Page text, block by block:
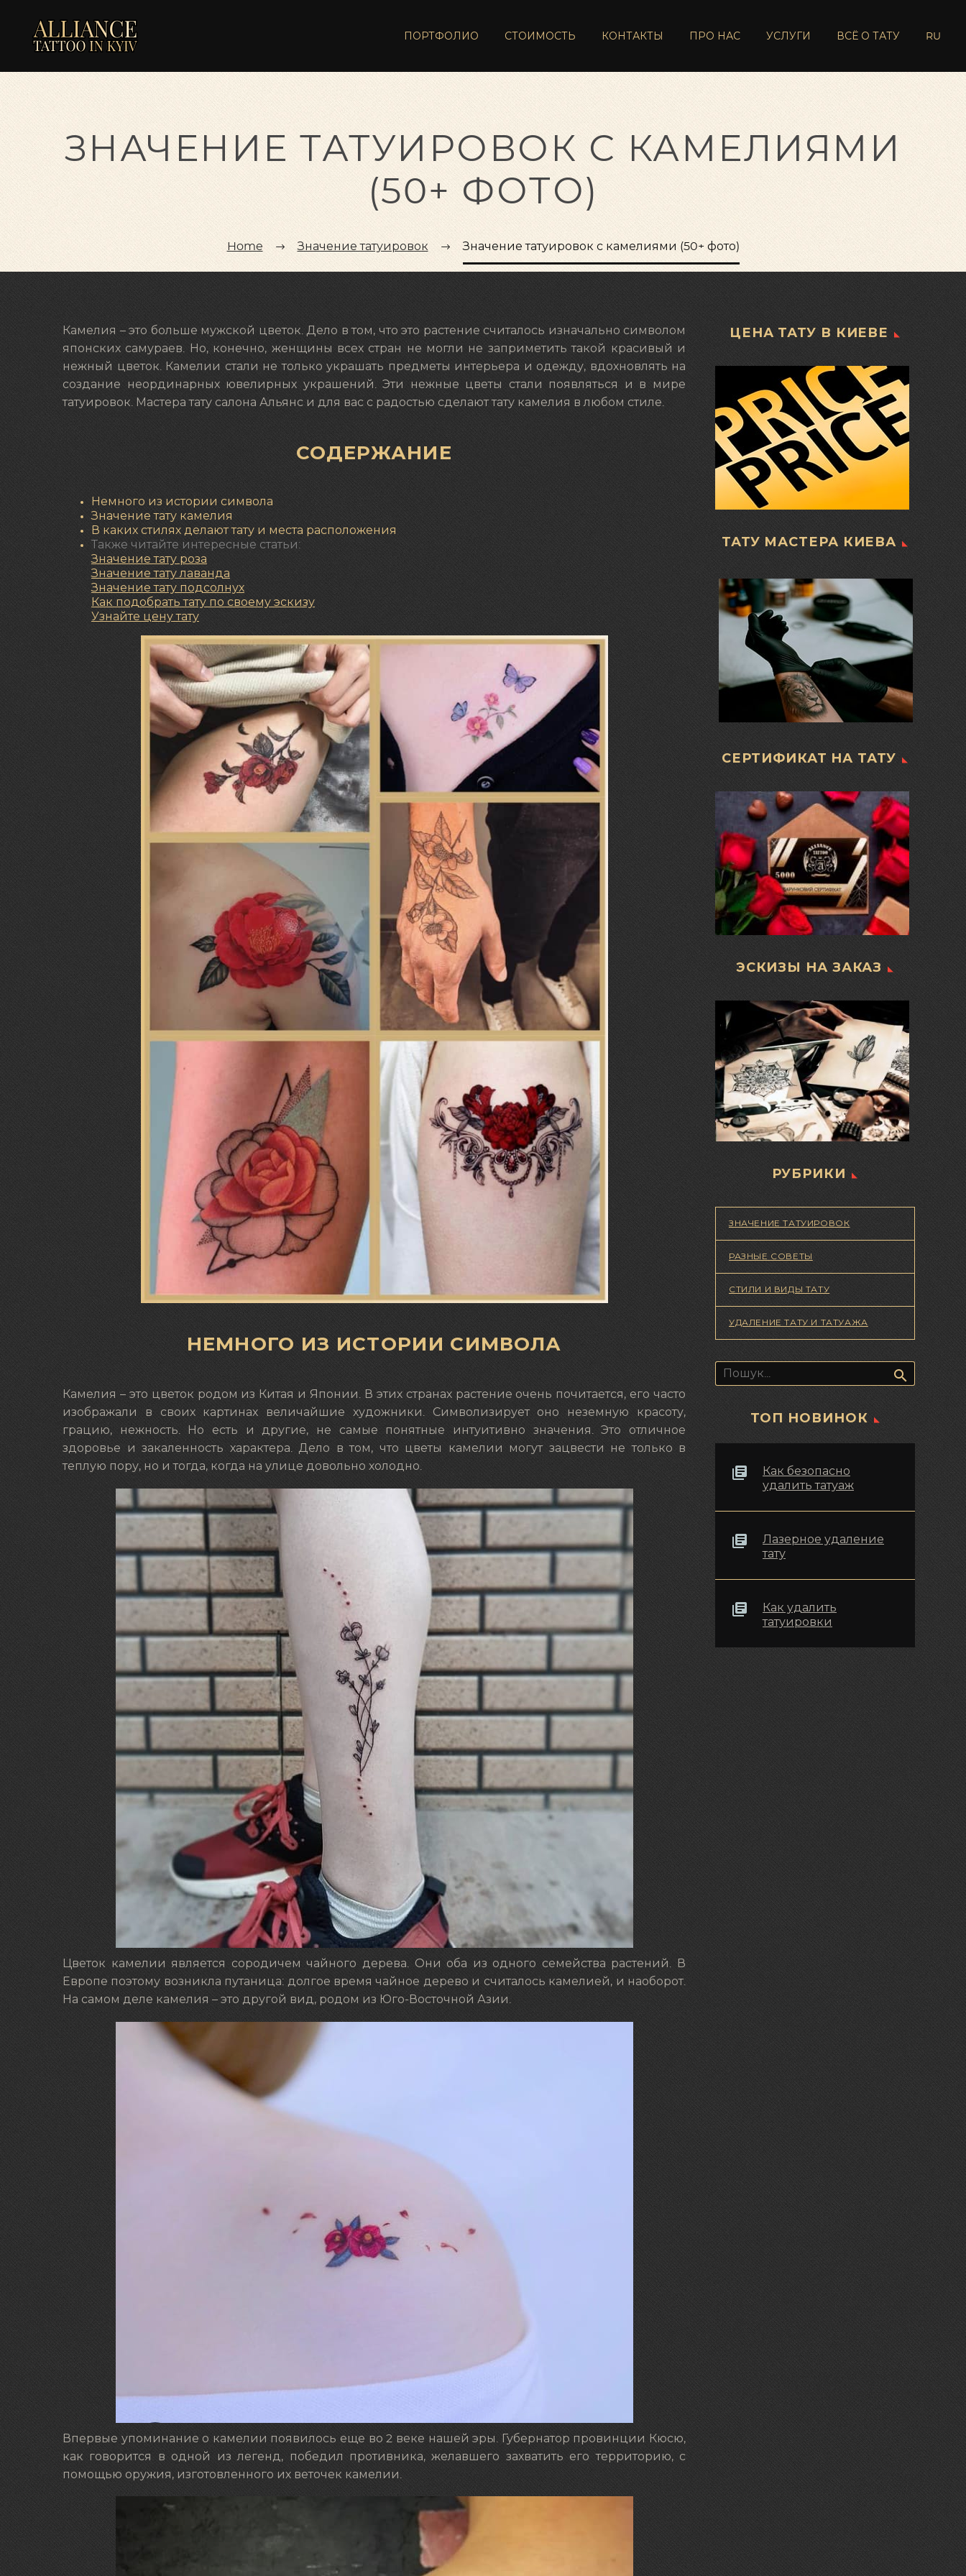
ПОРТФОЛИО СТОИМОСТЬ КОНТАКТЫ ПРО НАС УСЛУГИ ВСЁ О ТАТУ RU
ЗНАЧЕНИЕ ТАТУИРОВОК С КАМЕЛИЯМИ
(50+ ФОТО)
Home Значение татуировок Значение татуировок с камелиями (50+ фото)
Камелия – это больше мужской цветок. Дело в том, что это растение считалось изначально символом
японских самураев. Но, конечно, женщины всех стран не могли не заприметить такой красивый и
нежный цветок. Камелии стали не только украшать предметы интерьера и одежду, вдохновлять на
создание неординарных ювелирных украшений. Эти нежные цветы стали появляться и в мире
татуировок. Мастера тату салона Альянс и для вас с радостью сделают тату камелия в любом стиле.
СОДЕРЖАНИЕ
Немного из истории символа
Значение тату камелия
В каких стилях делают тату и места расположения
Также читайте интересные статьи:
Значение тату роза
Значениетату лаванда
Значениетату подсолнух
Как подобрать тату по своему эскизу
Узнайте цену тату
НЕМНОГО ИЗ ИСТОРИИ СИМВОЛА
Камелия – это цветок родом из Китая и Японии. В этих странах растение очень почитается, его часто
изображали в своих картинах величайшие художники. Символизирует оно неземную красоту,
грацию, нежность. Но есть и другие, не самые понятные интуитивно значения. Это отличное
здоровье и закаленность характера. Дело в том, что цветы камелии могут зацвести не только в
теплую пору, но и тогда, когда на улице довольно холодно.
Цветок камелии является сородичем чайного дерева. Они оба из одного семейства растений. В
Европе поэтому возникла путаница: долгое время чайное дерево и считалось камелией, и наоборот.
На самом деле камелия – это другой вид, родом из Юго-Восточной Азии.
Впервые упоминание о камелии появилось еще во 2 веке нашей эры. Губернатор провинции Кюсю,
как говорится в одной из легенд, победил противника, желавшего захватить его территорию, с
помощью оружия, изготовленного их веточек камелии.
ЦЕНА ТАТУ В КИЕВЕ
ТАТУ МАСТЕРА КИЕВА
СЕРТИФИКАТ НА ТАТУ
ЭСКИЗЫ НА ЗАКАЗ
РУБРИКИ
ЗНАЧЕНИЕ ТАТУИРОВОК
РАЗНЫЕ СОВЕТЫ
СТИЛИ И ВИДЫ ТАТУ
УДАЛЕНИЕ ТАТУ И ТАТУАЖА
Пошук:
ТОП НОВИНОК
Как безопасно
удалить татуаж
Лазерное удаление
тату
Как удалить
татуировки